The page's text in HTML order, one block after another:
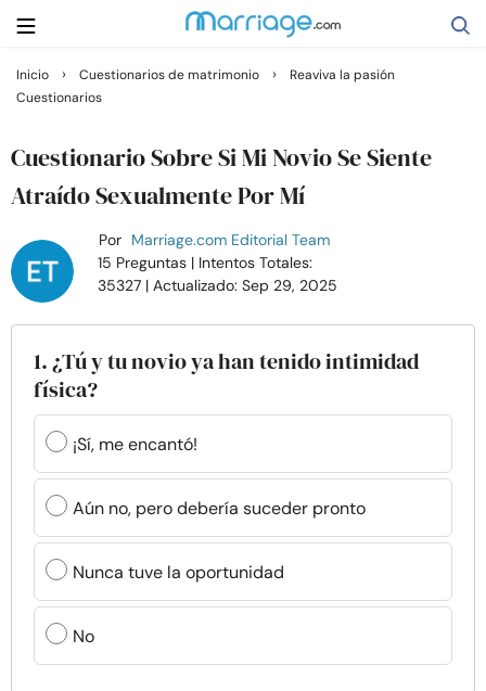
Buscar
Casarse
Relaciones
Familia
Ayuda
Cursos
Recursos
Comunidad
Encuentra un terapeuta
Inicio › Cuestionarios de matrimonio ›
Reaviva la pasión
Cuestionarios
Cuestionario Sobre Si Mi Novio Se Siente
Atraído Sexualmente Por Mí
Por Marriage.com Editorial Team
15 Preguntas | Intentos Totales:
35327 | Actualizado: Sep 29, 2025
1. ¿Tú y tu novio ya han tenido intimidad
física?
¡Sí, me encantó!
Aún no, pero debería suceder pronto
Nunca tuve la oportunidad
No